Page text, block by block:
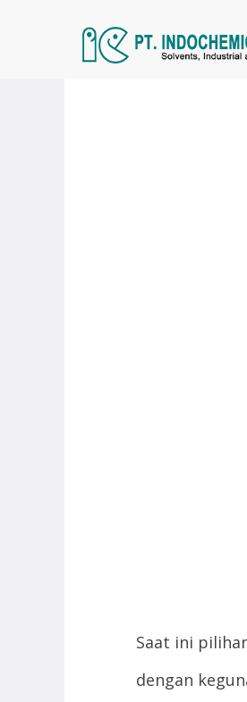
Saat ini
dengan